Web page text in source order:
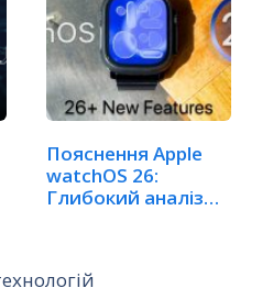
Пояснення Apple
watchOS 26:
Глибокий аналіз